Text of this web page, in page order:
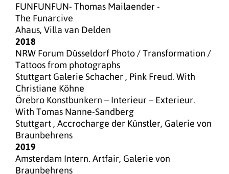
FUNFUNFUN- Thomas Mailaender -
The Funarcive
Ahaus, Villa van Delden
2018
NRW Forum Düsseldorf Photo / Transformation /
Tattoos from photographs
Stuttgart Galerie Schacher , Pink Freud. With
Christiane Köhne
Örebro Konstbunkern – Interieur – Exterieur.
With Tomas Nanne-Sandberg
Stuttgart , Accrocharge der Künstler, Galerie von
Braunbehrens
2019
Amsterdam Intern. Artfair, Galerie von
Braunbehrens